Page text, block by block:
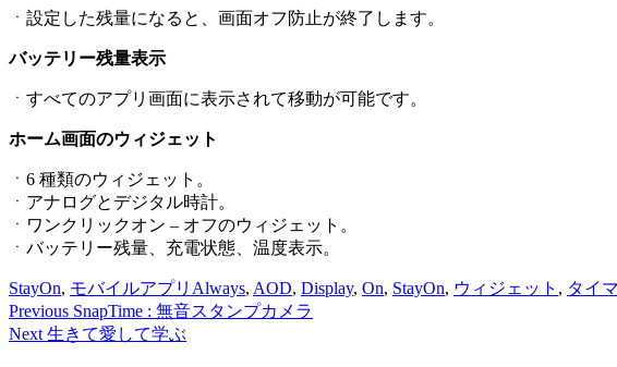
ㆍ設定した残量になると、画面オフ防止が終了します。
バッテリー残量表示
ㆍすべてのアプリ画面に表示されて移動が可能です。
ホーム画面のウィジェット
ㆍ6 種類のウィジェット。
ㆍアナログとデジタル時計。
ㆍワンクリックオン – オフのウィジェット。
ㆍバッテリー残量、充電状態、温度表示。
StayOn, モバイルアプリ Always, AOD, Display, On, StayOn, ウィジェット , タイ
投
稿
Previous Previous
post:
SnapTime : 無音スタンプカメラ
Next Next
生きて愛して学ぶ